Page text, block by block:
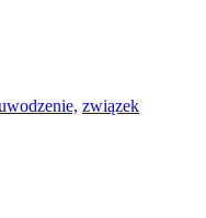
związek